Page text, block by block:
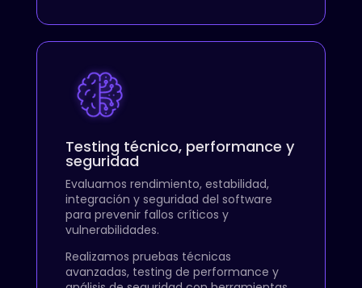
Testing técnico, performance y
seguridad
Evaluamos rendimiento, estabilidad,
integración y seguridad del software
para prevenir fallos críticos y
vulnerabilidades.
Realizamos pruebas técnicas
avanzadas, testing de performance y